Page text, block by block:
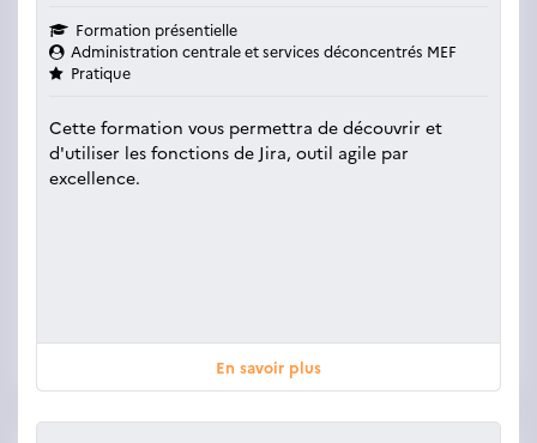
Formation présentielle
Administration centrale et services déconcentrés MEF
Pratique
Cette formation vous permettra de découvrir et
d'utiliser les fonctions de Jira, outil agile par
excellence.
En savoir plus